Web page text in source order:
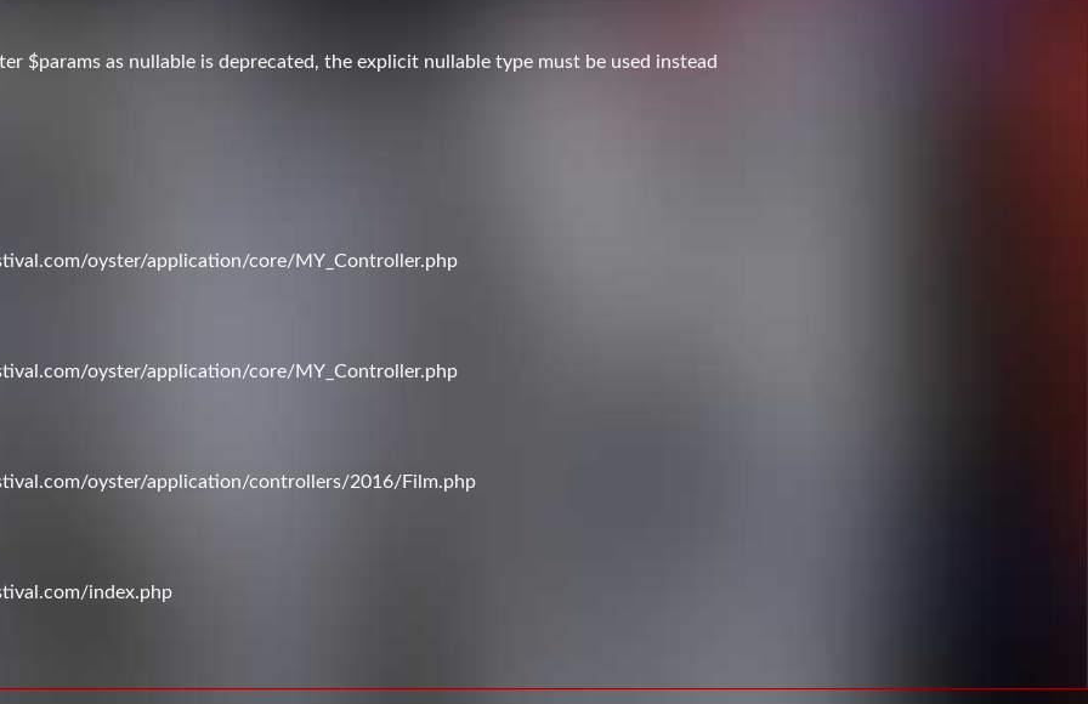
$params as nullable is deprecated, the explicit nullable type must be used instead
oyster/application/core/MY_Controller.php
oyster/application/core/MY_Controller.php
oyster/application/controllers/2016/Film.php
index.php